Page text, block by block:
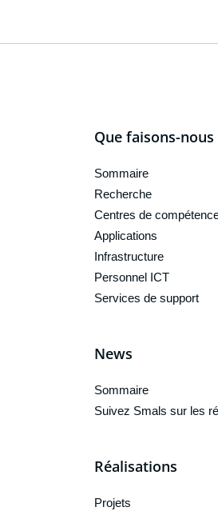
Que faisons-nous
Sommaire
Recherche
Centres de
Applications
Infrastructure
Personnel ICT
Services de support
News
Sommaire
Suivez Smals sur les
Réalisations
Projets